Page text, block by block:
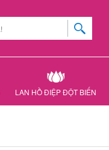
LAN HỒ ĐIỆP ĐỘT BIẾN